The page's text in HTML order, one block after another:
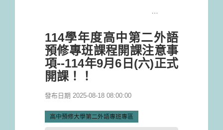
114學年度高中第二外語
預修專班課程開課注意事
項--114年9月6日(六)正式
開課！！
發布日期 2025-08-18 08:00:00
高中預修大學第二外語專班專區